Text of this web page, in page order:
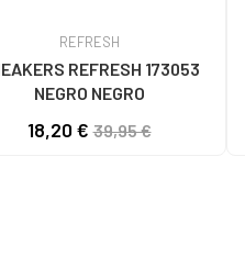
REFRESH
REFRESH 173053
NEGRO NEGRO
18,20 €39,95 €